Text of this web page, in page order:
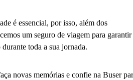
é essencial, por isso, além dos
um seguro de viagem para garantir
toda a sua jornada.
novas memórias e confie na Buser